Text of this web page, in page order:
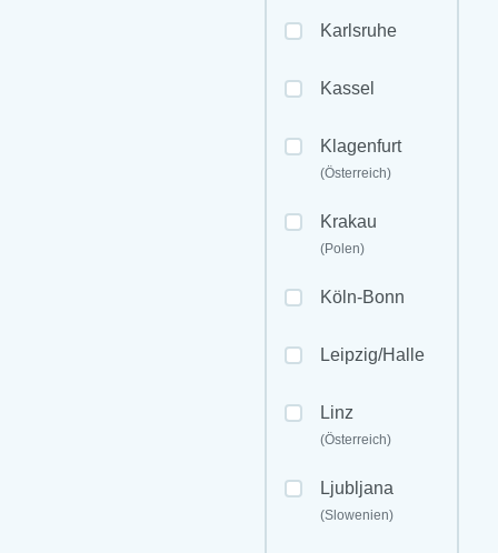
Karlsruhe
Kassel
Klagenfurt
(Österreich)
Krakau
(Polen)
Köln-Bonn
Leipzig/Halle
Linz
(Österreich)
Ljubljana
(Slowenien)